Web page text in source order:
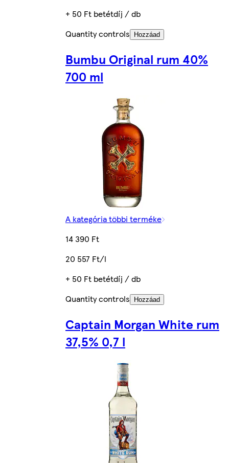
+ 50 Ft betétdíj / db
Quantity controls
Hozzáad
Bumbu Original rum 40%
700 ml
A kategória többi terméke
14 390 Ft
20 557 Ft/l
+ 50 Ft betétdíj / db
Quantity controls
Hozzáad
Captain Morgan White rum
37,5% 0,7 l